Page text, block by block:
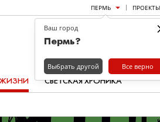
ПЕРМЬ ПРОЕКТЫ
СВЕТСКАЯ ХРОНИКА
Ваш город
Пермь?
Выбрать другой Все верно